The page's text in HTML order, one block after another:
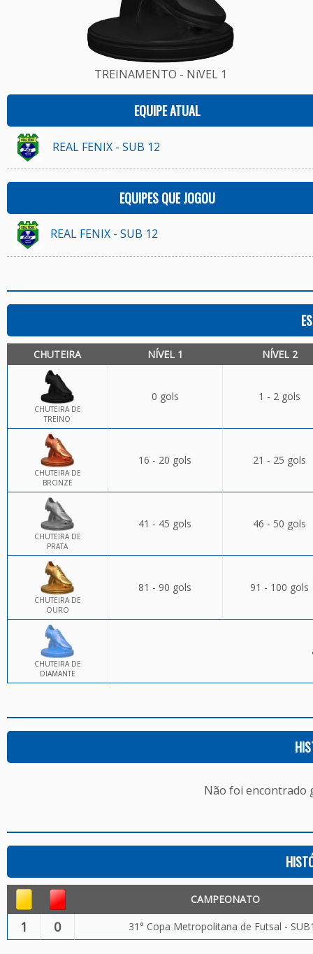
TREINAMENTO - NíVEL 1
EQUIPE ATUAL
REAL FENIX - SUB 12
EQUIPES QUE JOGOU
REAL FENIX - SUB 12
CHUTEIRA NÍVEL 1 NÍVEL 2
CHUTEIRA DE
TREINO
0 gols 1 - 2 gols
CHUTEIRA DE
BRONZE
16 - 20 gols 21 - 25 gols
CHUTEIRA DE
PRATA
41 - 45 gols 46 - 50 gols
CHUTEIRA DE
OURO
81 - 90 gols 91 - 100 gols
CHUTEIRA DE
DIAMANTE
Não foi encontrado
CAMPEONATO
1 0 31° Copa Metropolitana de Futsal -